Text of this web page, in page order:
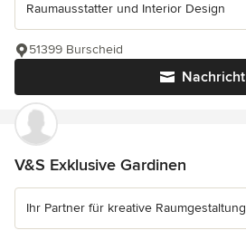
Raumausstatter und Interior Design
Nachricht
51399 Burscheid
V&S Exklusive Gardinen
Ihr Partner für kreative Raumgestaltung